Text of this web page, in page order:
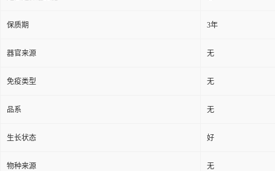
保质期 3年
器官来源 无
免疫类型 无
品系 无
生长状态 好
物种来源 无